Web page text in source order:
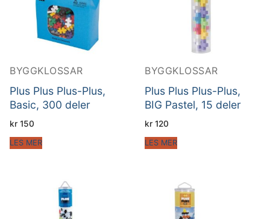
BYGGKLOSSAR
Plus Plus Plus-Plus,
Basic, 300 deler
kr 150
LES MER
BYGGKLOSSAR
Plus Plus Plus-Plus,
BIG Pastel, 15 deler
kr 120
LES MER